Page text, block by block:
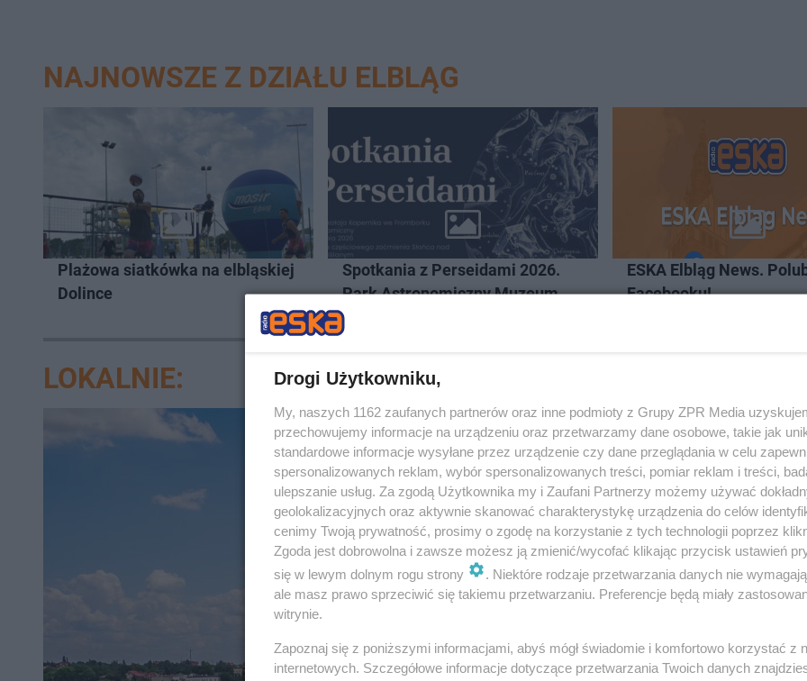
NAJNOWSZE Z DZIAŁU ELBLĄG
Plażowa siatkówka na elbląskiej
Dolince
Spotkania z Perseidami 2026.
Park Astronomiczny Muzeum
Mikołaja Kopernika we
ESKA Elbląg News.
Facebooku!
LOKALNIE:
CIEKAWOSTKI
Ma zaledwie 1500
mieszkańców. Mała
zabytki, bywał tu
Drogi Użytkowniku,
My, naszych 1162 zaufanych partnerów oraz inne podmioty z Grupy ZPR Media
przechowujemy informacje na urządzeniu oraz przetwarzamy dane osobowe, takie jak
standardowe informacje wysyłane przez urządzenie czy dane przeglądania w celu
spersonalizowanych reklam, wybór spersonalizowanych treści, pomiar reklam i treści,
ulepszanie usług. Za zgodą Użytkownika my i Zaufani Partnerzy możemy używać
geolokalizacyjnych oraz aktywnie skanować charakterystykę urządzenia do celów
cenimy Twoją prywatność, prosimy o zgodę na korzystanie z tych technologii poprzez
Zgoda jest dobrowolna i zawsze możesz ją zmienić/wycofać klikając przycisk ustawień
się w lewym dolnym rogu strony
. Niektóre rodzaje przetwarzania danych nie
ale masz prawo sprzeciwić się takiemu przetwarzaniu. Preferencje będą miały
witrynie.
Zapoznaj się z poniższymi informacjami, abyś mógł świadomie i komfortowo korzystać z
internetowych. Szczegółowe informacje dotyczące przetwarzania Twoich danych